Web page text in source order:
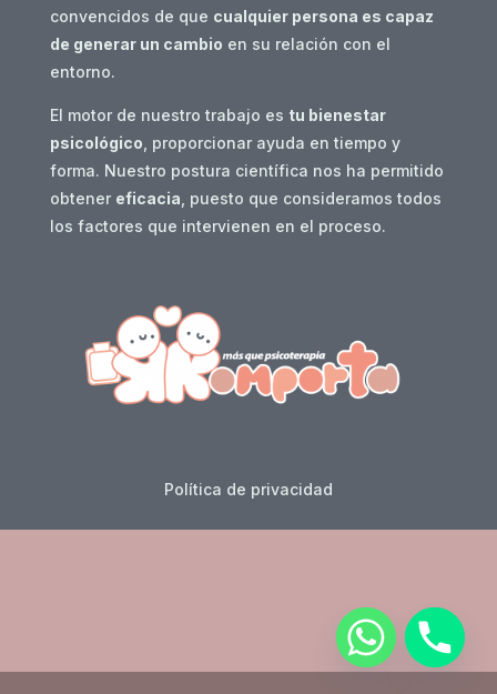
convencidos de que cualquier persona es capaz
de generar un cambio en su relación con el
entorno.
El motor de nuestro trabajo es tu bienestar
psicológico , proporcionar ayuda en tiempo y
forma. Nuestro postura científica nos ha permitido
obtener eficacia , puesto que consideramos todos
los factores que intervienen en el proceso.
Política de privacidad